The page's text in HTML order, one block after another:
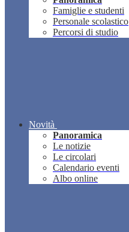
Famiglie e studenti
Personale scolastico
Percorsi di studio
Novità
Panoramica
Le notizie
Le circolari
Calendario eventi
Albo online